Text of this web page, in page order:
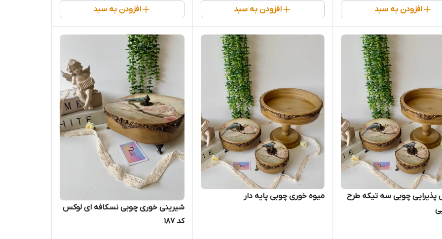
افزودن به سبد افزودن به سبد افزودن به سبد
چوبی سه تیکه طرح
میوه خوری چوبی پایه دار
شیرینی خوری چوبی نسکافه ای لوکس
کد 187